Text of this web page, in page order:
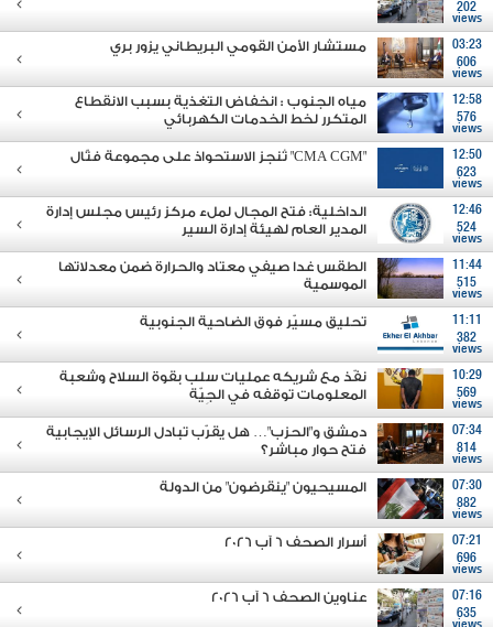
202
views
03:23
606
views
مستشار الأمن القومي البريطاني يزور بري
12:58
576
views
مياه الجنوب : انخفاض التغذية بسبب الانقطاع
المتكرر لخط الخدمات الكهربائي
12:50
623
views
"CMA CGM" تُنجز الاستحواذ على مجموعة فتّال
12:46
524
views
الداخلية: فتح المجال لملء مركز رئيس مجلس إدارة
المدير العام لهيئة إدارة السير
11:44
515
views
الطقس غدا صيفي معتاد والحرارة ضمن معدلاتها
الموسمية
11:11
382
views
تحليق مسيّر فوق الضاحية الجنوبية
10:29
569
views
نفّذ مع شريكه عمليات سلب بقوة السلاح وشعبة
المعلومات توقفه في الجِيّة
07:34
814
views
دمشق و"الحزب"… هل يقرّب تبادل الرسائل الإيجابية
فتح حوار مباشر؟
07:30
882
views
المسيحيون "ينقرضون" من الدولة
07:21
696
views
أسرار الصحف 6 آب 2026
07:16
635
عناوين الصحف 6 آب 2026